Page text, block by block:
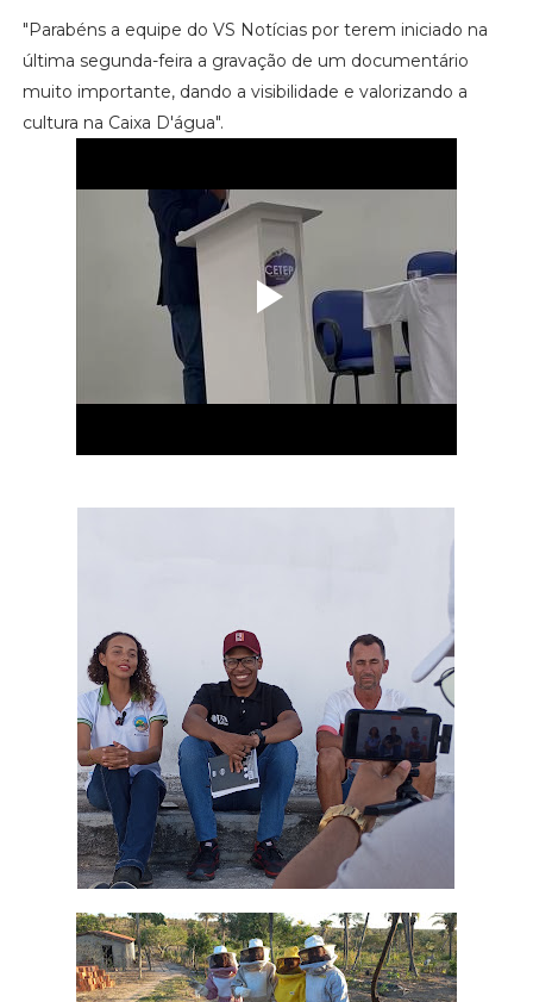
"Parabéns a equipe do VS Notícias por terem iniciado na
última segunda-feira a gravação de um documentário
muito importante, dando a visibilidade e valorizando a
cultura na Caixa D'água".